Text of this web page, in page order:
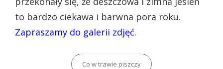
to bardzo ciekawa i barwna pora roku.
Zapraszamy do galerii zdjęć.
Categories
Co w trawie piszczy